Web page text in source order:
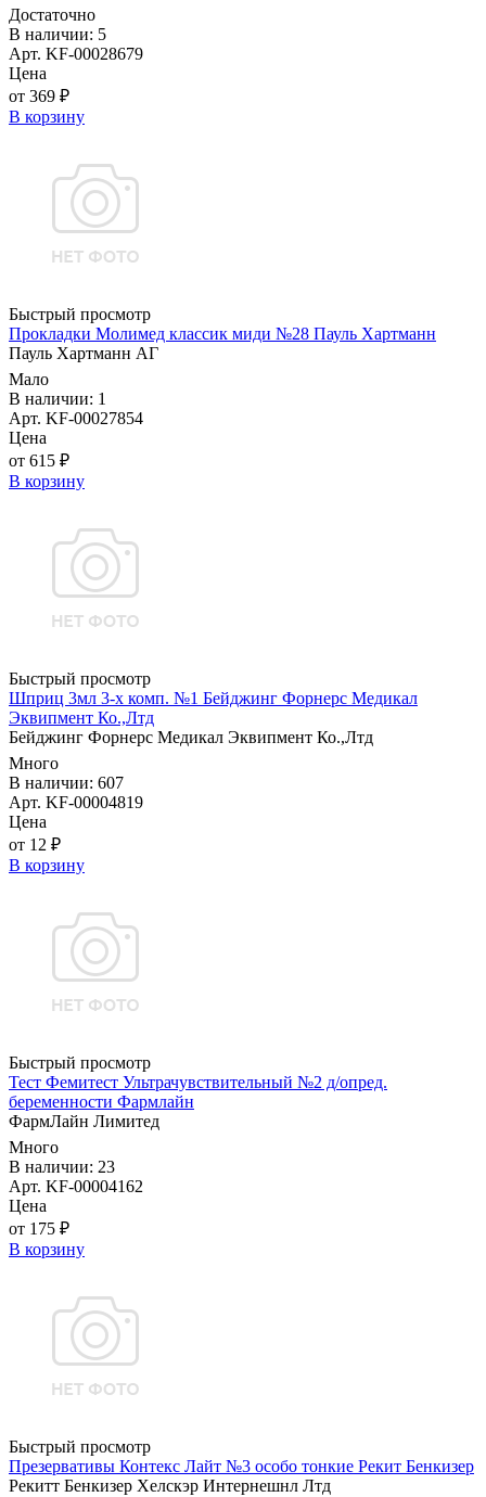
Достаточно
В наличии: 5
Арт. KF-00028679
Цена
от 369 ₽
В корзину
Быстрый просмотр
Прокладки Молимед классик миди №28 Пауль Хартманн
Пауль Хартманн AГ
Мало
В наличии: 1
Арт. KF-00027854
Цена
от 615 ₽
В корзину
Быстрый просмотр
Шприц 3мл 3-х комп. №1 Бейджинг Форнерс Медикал
Эквипмент Ко.,Лтд
Бейджинг Форнерс Медикал Эквипмент Ко.,Лтд
Много
В наличии: 607
Арт. KF-00004819
Цена
от 12 ₽
В корзину
Быстрый просмотр
Тест Фемитест Ультрачувствительный №2 д/опред.
беременности Фармлайн
ФармЛайн Лимитед
Много
В наличии: 23
Арт. KF-00004162
Цена
от 175 ₽
В корзину
Быстрый просмотр
Презервативы Контекс Лайт №3 особо тонкие Рекит Бенкизер
Рекитт Бенкизер Хелскэр Интернешнл Лтд